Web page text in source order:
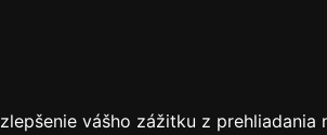
vášho zážitku z